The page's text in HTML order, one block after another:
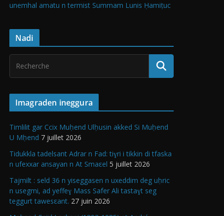
unemhal amatu n termist Summam Lunis Ḥamiṭuc
Nadi
Imagraden ineggura
Timlilit gar Ccix Muḥend Ulḥusin akked Si Muḥend
U Mḥend 7 juillet 2026
Tidukkla tadelsant Adrar n Fad: tiɣri i tikkin di tfaska
n ufexxar ansayan n At Smaεel 5 juillet 2026
Tajmilt : seld 36 n yiseggasen n uxeddim deg uḥric
n usegmi, ad yeffeɣ Mass Safer Ali tastaɣt seg
teggurt tawesεant. 27 juin 2026